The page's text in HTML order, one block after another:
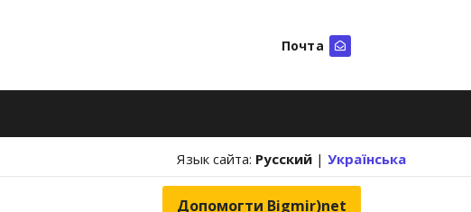
Почта
Язык сайта: Русский | Українська
Допомогти Bigmir)net